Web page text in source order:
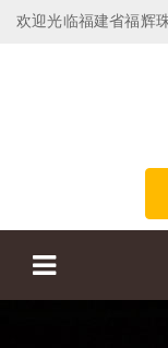
欢迎光临福建省福辉